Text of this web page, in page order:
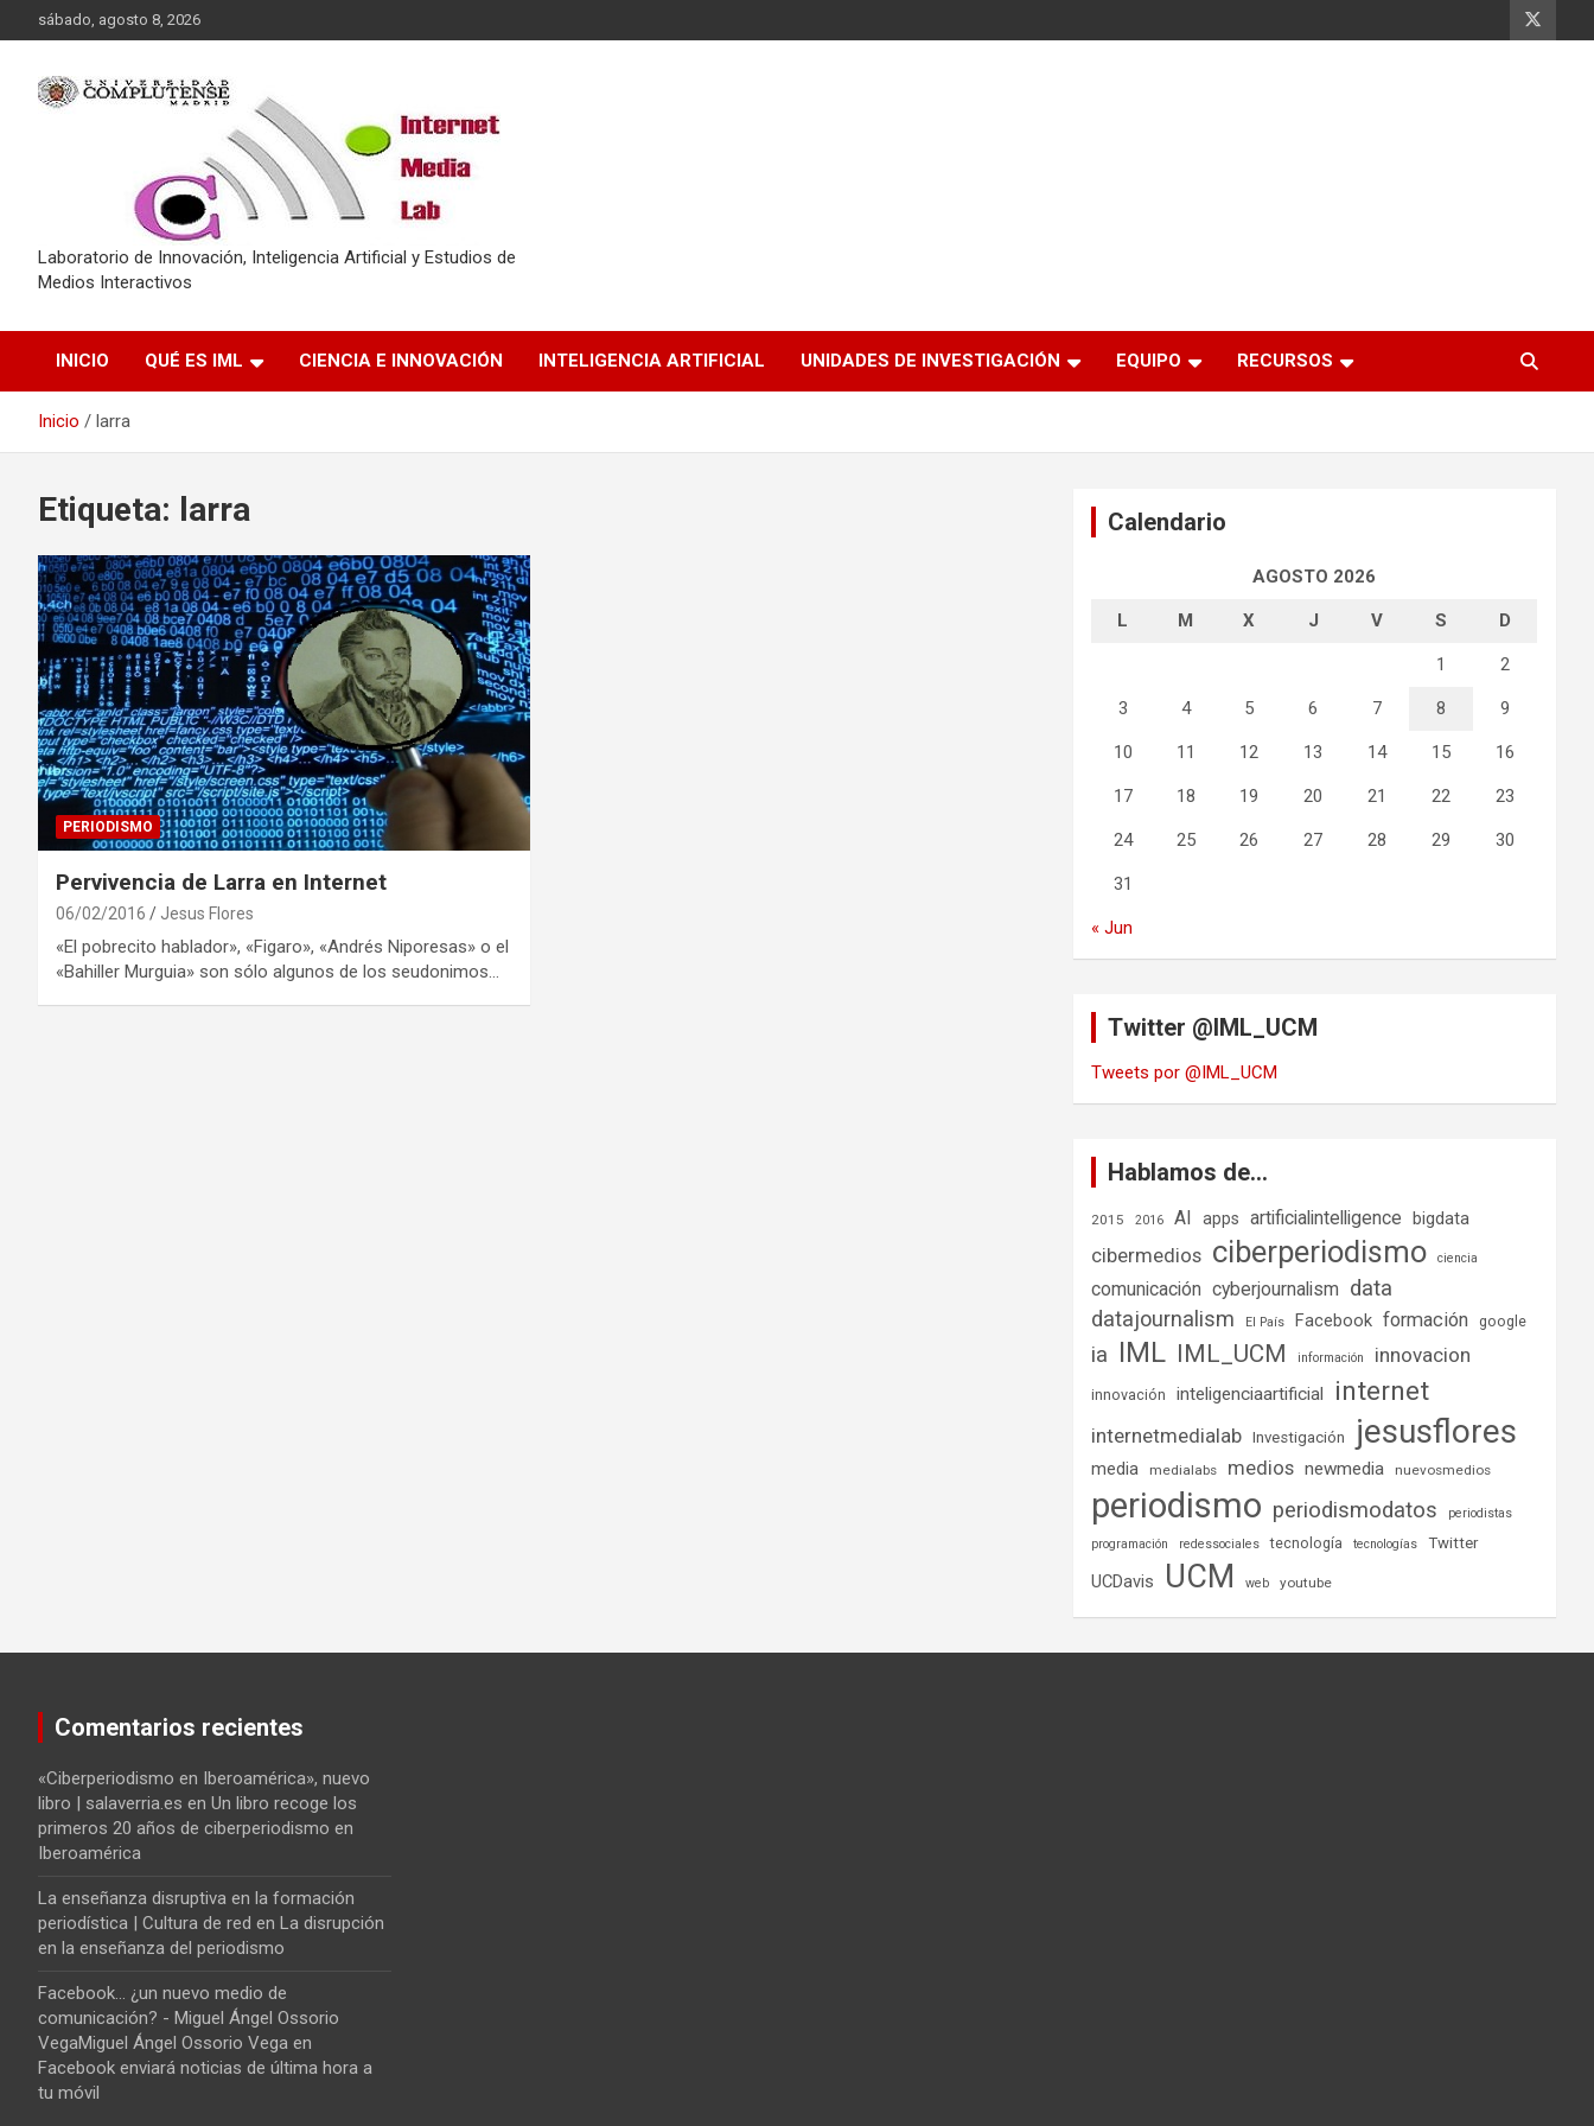
al
sábado, agosto 8, 2026
Laboratorio de Innovación, Inteligencia Artificial y Estudios de
Medios Interactivos
INICIO QUÉ ES IML CIENCIA E INNOVACIÓN INTELIGENCIA ARTIFICIAL UNIDADES DE INVESTIGACIÓN EQUIPO RECURSOS
Inicio larra
Etiqueta: larra
PERIODISMO
Pervivencia de Larra en Internet
06/02/2016 Jesus Flores
«El pobrecito hablador», «Figaro», «Andrés Niporesas» o el
«Bahiller Murguia» son sólo algunos de los seudonimos…
Calendario
AGOSTO 2026
L M X J V S D
1 2
3 4 5 6 7 8 9
10 11 12 13 14 15 16
17 18 19 20 21 22 23
24 25 26 27 28 29 30
31
« Jun
Twitter @IML_UCM
Tweets por @IML_UCM
Hablamos de…
2015 2016 AI apps artificialintelligence bigdata
cibermedios ciberperiodismo ciencia
comunicación cyberjournalism data
datajournalism El País Facebook formación google
ia IML IML_UCM información innovacion
innovación inteligenciaartificial internet
internetmedialab Investigación jesusflores
media medialabs medios newmedia nuevosmedios
periodismo periodismodatos
periodistas
programación
redessociales tecnología tecnologías Twitter
UCDavis UCM web youtube
Comentarios recientes
«Ciberperiodismo en Iberoamérica», nuevo
libro | salaverria.es en Un libro recoge los
primeros 20 años de ciberperiodismo en
Iberoamérica
La enseñanza disruptiva en la formación
periodística | Cultura de red en La disrupción
en la enseñanza del periodismo
Facebook... ¿un nuevo medio de
comunicación? - Miguel Ángel Ossorio
VegaMiguel Ángel Ossorio Vega en
Facebook enviará noticias de última hora a
tu móvil